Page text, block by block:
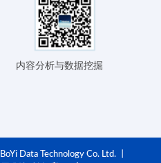
内容分析与数据挖掘
Data Technology Co. Ltd. 丨